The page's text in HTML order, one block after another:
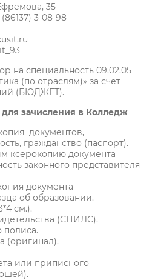
Ефремова, 35
3-08-98
на специальность 09.02.05
(по отраслям)» за счет
(БЮДЖЕТ).
зачисления в Колледж
документов,
гражданство (паспорт).
ксерокопию документа
законного представителя
документа
об образовании.
см.).
(СНИЛС).
полиса.
(оригинал).
или приписного